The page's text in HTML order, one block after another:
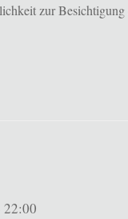
zur Besichtigung
22:00